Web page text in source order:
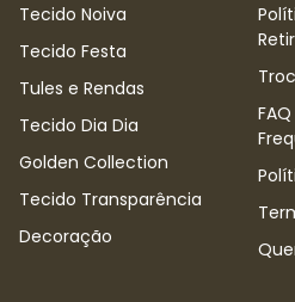
Tecido Noiva
Tecido Festa
Tules e Rendas
Tecido Dia Dia
Golden Collection
Tecido Transparência
Decoração